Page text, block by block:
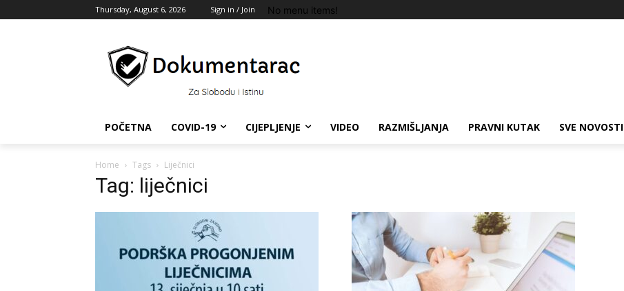
Thursday, August 6, 2026 Sign in / Join No menu items!
POČETNA COVID-19 CIJEPLJENJE VIDEO RAZMIŠLJANJA PRAVNI KUTAK SVE NOVOSTI
Home Tags Liječnici
Tag: liječnici